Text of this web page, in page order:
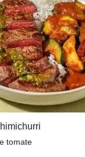
tomate